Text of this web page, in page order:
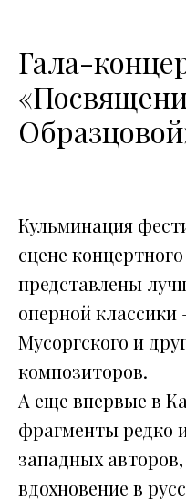
Гала-
Кульминация
сцене
представлены
оперной классики
Мусоргского и
композиторов.
А еще впервые в
фрагменты редко
западных
вдохновение в